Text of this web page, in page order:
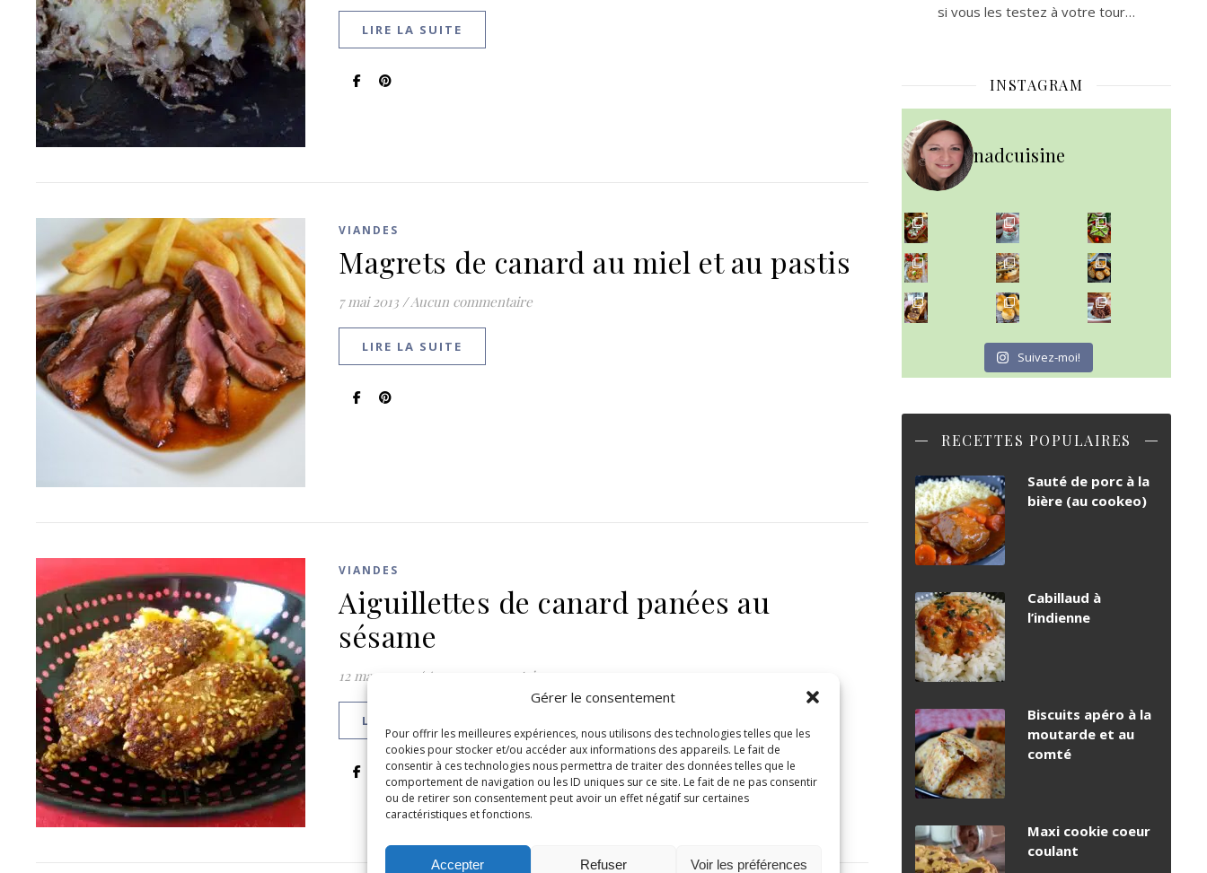
Gérer le consentement
Pour offrir les meilleures expériences, nous utilisons des technologies telles que les
cookies pour stocker et/ou accéder aux informations des appareils. Le fait de
consentir à ces technologies nous permettra de traiter des données telles que le
comportement de navigation ou les ID uniques sur ce site. Le fait de ne pas consentir
ou de retirer son consentement peut avoir un effet négatif sur certaines
caractéristiques et fonctions.
Accepter Refuser Voir les préférences
LIRE LA SUITE
VIANDES
Magrets de canard au miel et au pastis
7 mai 2013 /Aucun commentaire
LIRE LA SUITE
VIANDES
Aiguillettes de canard panées au
sésame
12 mars 2012 Aucun commentaire
LIRE LA SUITE
si vous les testez à votre tour…
INSTAGRAM
nadcuisine
~ NICE CREAM À LA FRAISE ~
Presque un mois que
~ SALADE DE PÂTES AUX DEUX TOMATES THON ET BURRA
~ FINANCIERS MYRTILLES ET CITRON ~
Aujourd'hu
~ BUNS MAISON ~
Un peu de boulange par ici au
~ GÂTEAU FONDANT CHOCO NOISETTE ~
C'est lundi
Suivez-moi!
RECETTES POPULAIRES
Sauté de porc à la
bière (au cookeo)
Cabillaud à
l’indienne
Biscuits apéro à la
moutarde et au
comté
Maxi cookie coeur
coulant